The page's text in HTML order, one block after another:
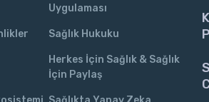
Uygulaması
Sağlık Hukuku
Herkes İçin Sağlık & Sağlık
İçin Paylaş